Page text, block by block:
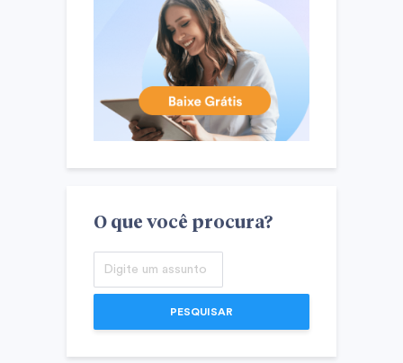
O que você procura?
PESQUISAR